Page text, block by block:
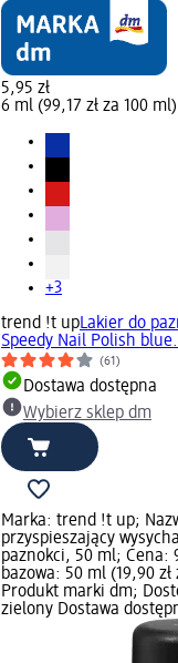
5,95 zł
6 ml (99,17 zł za 100 ml)
+3
trend !t upLakier do
Speedy Nail Polish
(61)
Dostawa dostępna
Wybierz sklep dm
Marka: trend !t up;
przyspieszający
paznokci, 50 ml; Cena:
bazowa: 50 ml (19,90
Produkt marki dm;
zielony Dostawa